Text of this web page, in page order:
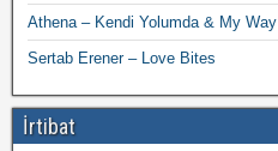
Athena – Kendi Yolumda & My Way
Sertab Erener – Love Bites
İrtibat